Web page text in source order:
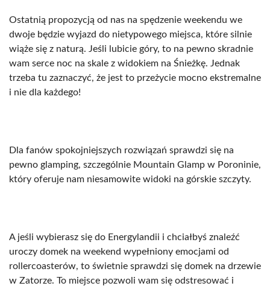
Ostatnią propozycją od nas na spędzenie weekendu we
dwoje będzie wyjazd do nietypowego miejsca, które silnie
wiąże się z naturą. Jeśli lubicie góry, to na pewno skradnie
wam serce noc na skale z widokiem na Śnieżkę. Jednak
trzeba tu zaznaczyć, że jest to przeżycie mocno ekstremalne
i nie dla każdego!
Dla fanów spokojniejszych rozwiązań sprawdzi się na
pewno glamping, szczególnie Mountain Glamp w Poroninie,
który oferuje nam niesamowite widoki na górskie szczyty.
A jeśli wybierasz się do Energylandii i chciałbyś znaleźć
uroczy domek na weekend wypełniony emocjami od
rollercoasterów, to świetnie sprawdzi się domek na drzewie
w Zatorze. To miejsce pozwoli wam się odstresować i